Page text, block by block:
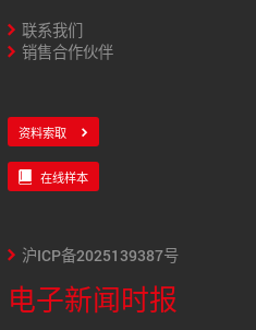
联系我们
销售合作伙伴
资料索取
在线样本
沪ICP备2025139387号
电子新闻时报